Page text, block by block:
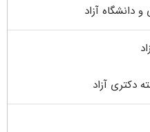
دانشگاه آزاد
دکتری آزاد